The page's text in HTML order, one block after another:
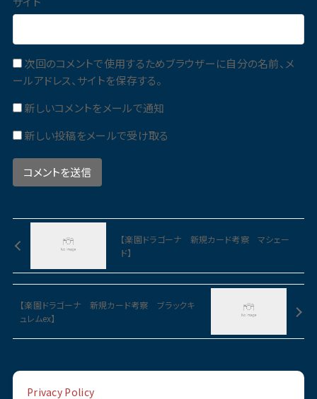
次回のコメントで使用するためブラウザーに自分の名前、メ
ールアドレス、サイトを保存する。
新しいコメントをメールで通知
新しい投稿をメールで受け取る
【楽園ドラゴーナ 新規カード考察 マシェー
ド】
【楽園ドラゴーナ 新規カード考察 ブラックキ
ュレムex】
Privacy Policy